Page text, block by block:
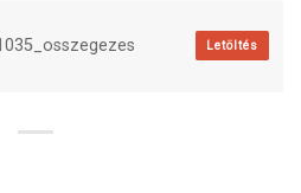
Letöltés